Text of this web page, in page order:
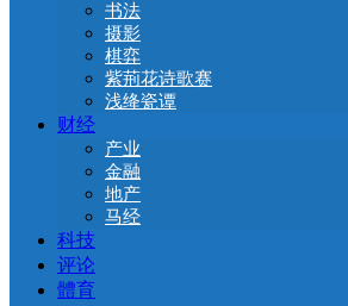
书法
摄影
棋弈
紫荊花诗歌赛
浅绛瓷谭
财经
产业
金融
地产
马经
科技
评论
體育